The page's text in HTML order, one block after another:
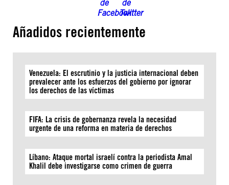
Añadidos recientemente
Venezuela: El escrutinio y la justicia internacional deben
prevalecer ante los esfuerzos del gobierno por ignorar
los derechos de las víctimas
FIFA: La crisis de gobernanza revela la necesidad
urgente de una reforma en materia de derechos
Líbano: Ataque mortal israelí contra la periodista Amal
Khalil debe investigarse como crimen de guerra